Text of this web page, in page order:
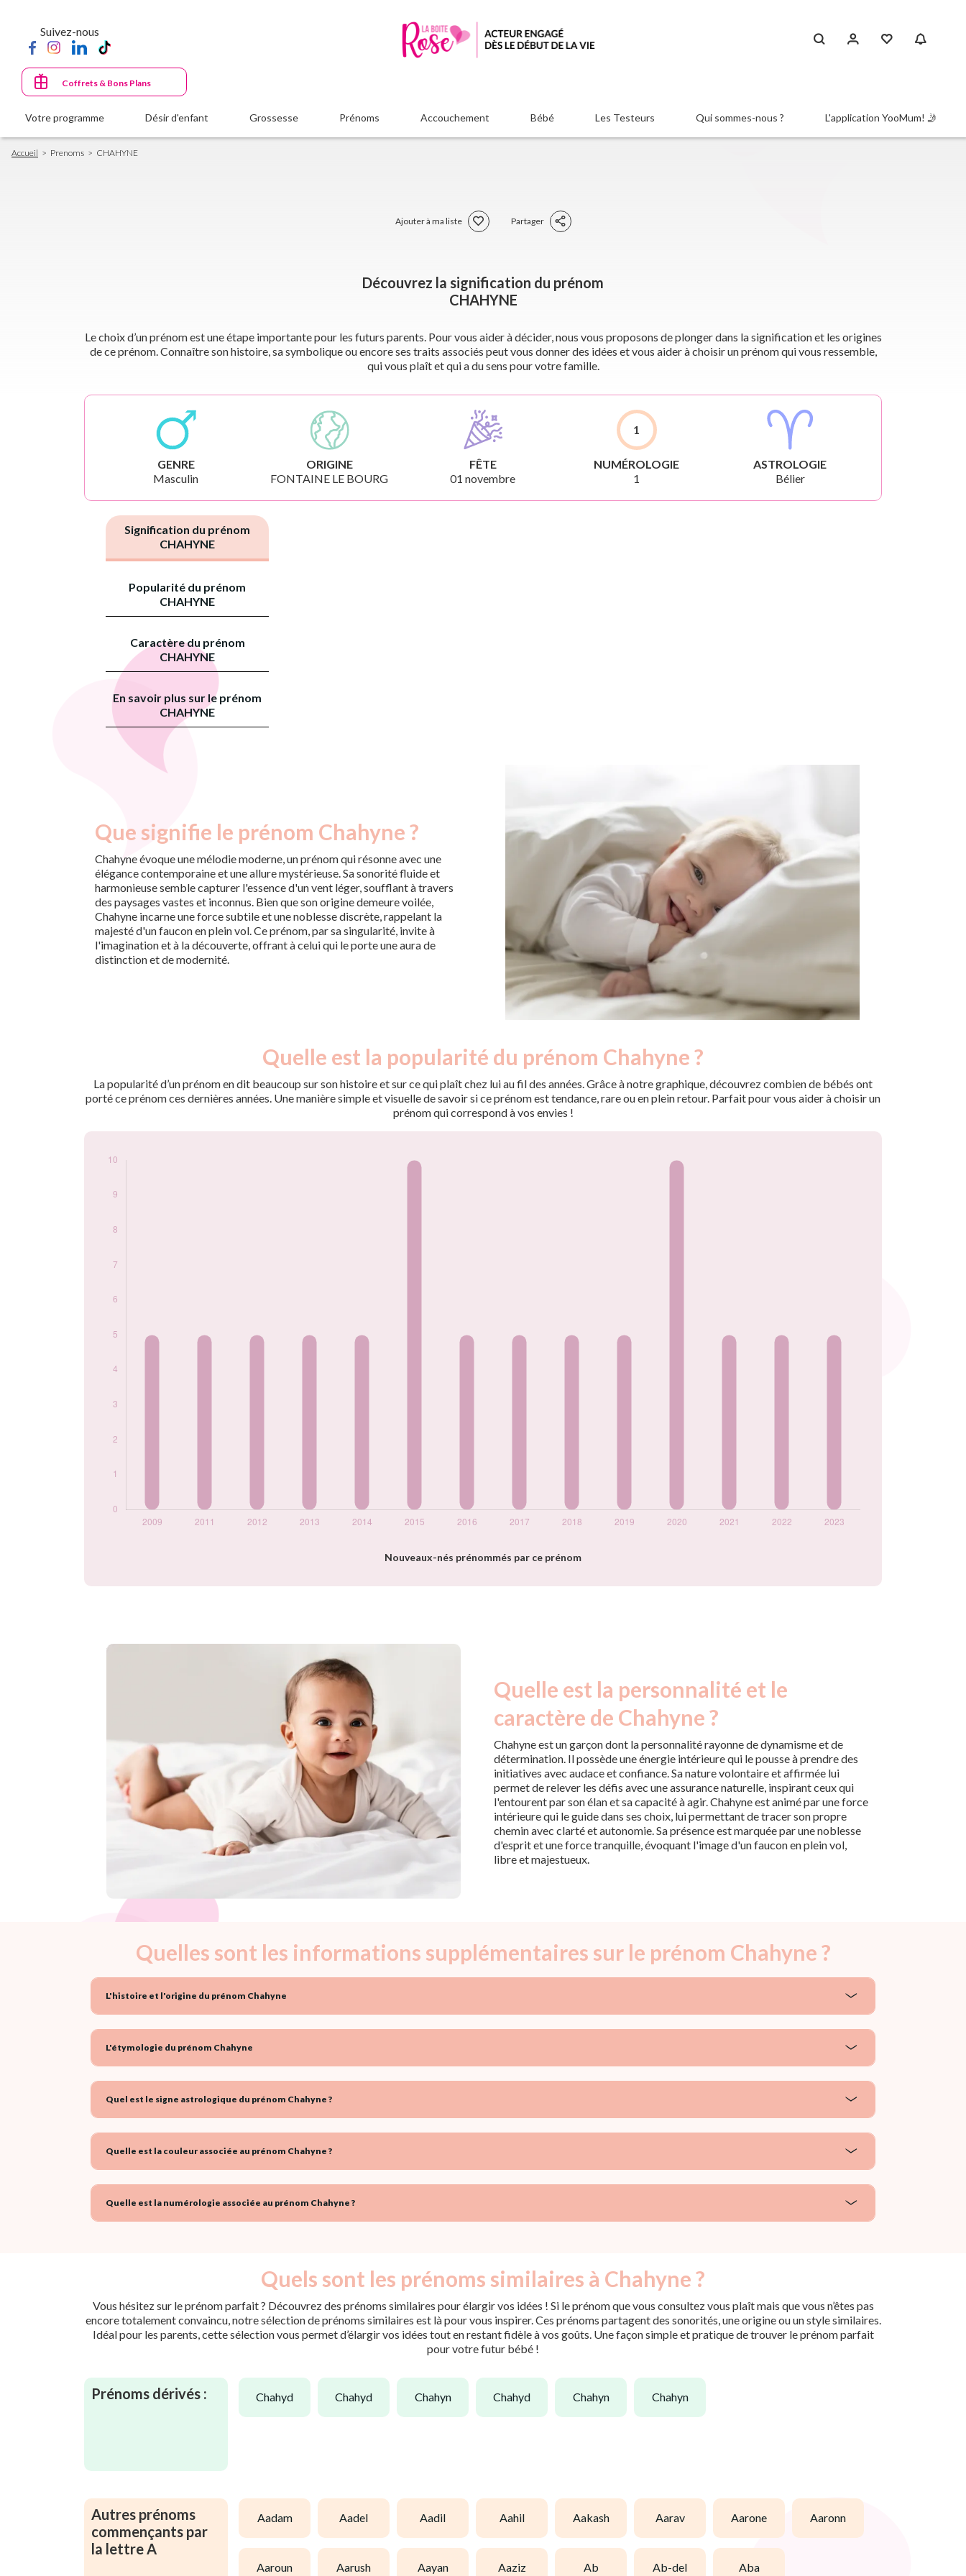
principal
Suivez-nous
Coffrets & Bons Plans
Votre programme Désir d'enfant Grossesse Prénoms Accouchement Bébé Les Testeurs Qui sommes-nous ? L'application YooMum! 🤳
Fil
d'Ariane
Accueil Prenoms CHAHYNE
Ajouter à ma liste Partager
Découvrez la signification du prénom
CHAHYNE
Le choix d’un prénom est une étape importante pour les futurs parents. Pour vous aider à décider, nous vous proposons de plonger dans la signification et les origines
de ce prénom. Connaître son histoire, sa symbolique ou encore ses traits associés peut vous donner des idées et vous aider à choisir un prénom qui vous ressemble,
qui vous plaît et qui a du sens pour votre famille.
GENRE
Masculin
ORIGINE
FONTAINE LE BOURG
FÊTE
01 novembre
1
NUMÉROLOGIE
1
ASTROLOGIE
Bélier
Signification du prénom
CHAHYNE
Popularité du prénom
CHAHYNE
Caractère du prénom
CHAHYNE
En savoir plus sur le prénom
CHAHYNE
Que signifie le prénom Chahyne ?
Chahyne évoque une mélodie moderne, un prénom qui résonne avec une
élégance contemporaine et une allure mystérieuse. Sa sonorité fluide et
harmonieuse semble capturer l'essence d'un vent léger, soufflant à travers
des paysages vastes et inconnus. Bien que son origine demeure voilée,
Chahyne incarne une force subtile et une noblesse discrète, rappelant la
majesté d'un faucon en plein vol. Ce prénom, par sa singularité, invite à
l'imagination et à la découverte, offrant à celui qui le porte une aura de
distinction et de modernité.
Quelle est la popularité du prénom Chahyne ?
La popularité d’un prénom en dit beaucoup sur son histoire et sur ce qui plaît chez lui au fil des années. Grâce à notre graphique, découvrez combien de bébés ont
porté ce prénom ces dernières années. Une manière simple et visuelle de savoir si ce prénom est tendance, rare ou en plein retour. Parfait pour vous aider à choisir un
prénom qui correspond à vos envies !
Nouveaux-nés prénommés par ce prénom
par année
2009
5
2011
5
2015
10
Quelle est la personnalité et le
caractère de Chahyne ?
Chahyne est un garçon dont la personnalité rayonne de dynamisme et de
détermination. Il possède une énergie intérieure qui le pousse à prendre des
initiatives avec audace et confiance. Sa nature volontaire et affirmée lui
permet de relever les défis avec une assurance naturelle, inspirant ceux qui
l'entourent par son élan et sa capacité à agir. Chahyne est animé par une force
intérieure qui le guide dans ses choix, lui permettant de tracer son propre
chemin avec clarté et autonomie. Sa présence est marquée par une noblesse
d'esprit et une force tranquille, évoquant l'image d'un faucon en plein vol,
libre et majestueux.
Quelles sont les informations supplémentaires sur le prénom Chahyne ?
L'histoire et l'origine du prénom Chahyne
L'étymologie du prénom Chahyne
Quel est le signe astrologique du prénom Chahyne ?
Quelle est la couleur associée au prénom Chahyne ?
Quelle est la numérologie associée au prénom Chahyne ?
Quels sont les prénoms similaires à Chahyne ?
Vous hésitez sur le prénom parfait ? Découvrez des prénoms similaires pour élargir vos idées ! Si le prénom que vous consultez vous plaît mais que vous n’êtes pas
encore totalement convaincu, notre sélection de prénoms similaires est là pour vous inspirer. Ces prénoms partagent des sonorités, une origine ou un style similaires.
Idéal pour les parents, cette sélection vous permet d’élargir vos idées tout en restant fidèle à vos goûts. Une façon simple et pratique de trouver le prénom parfait
pour votre futur bébé !
Prénoms dérivés : chahyd chahyd chahyn chahyd chahyn chahyn
Autres prénoms
commençants par
la lettre A
aadam aadel aadil aahil aakash aarav aarone aaronn
aaroun aarush aayan aaziz ab ab-del aba